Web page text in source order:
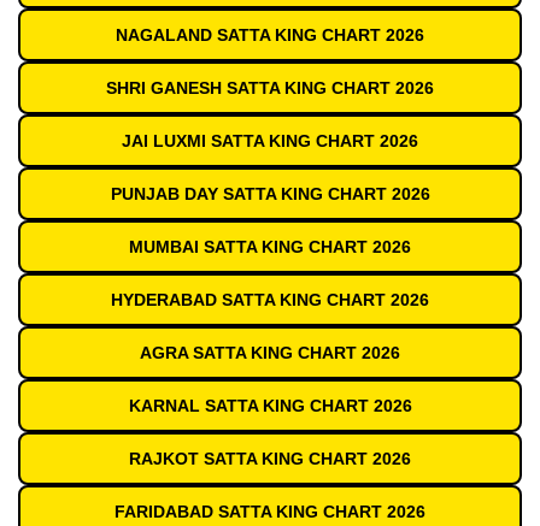
NAGALAND SATTA KING CHART 2026
SHRI GANESH SATTA KING CHART 2026
JAI LUXMI SATTA KING CHART 2026
PUNJAB DAY SATTA KING CHART 2026
MUMBAI SATTA KING CHART 2026
HYDERABAD SATTA KING CHART 2026
AGRA SATTA KING CHART 2026
KARNAL SATTA KING CHART 2026
RAJKOT SATTA KING CHART 2026
FARIDABAD SATTA KING CHART 2026